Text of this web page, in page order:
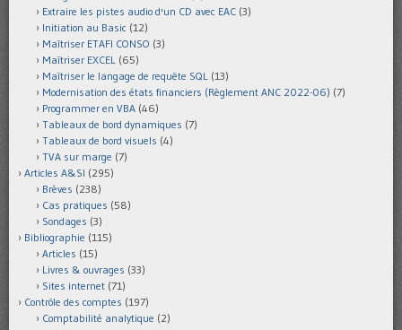
Extraire les pistes audio d'un CD avec EAC (3)
Initiation au Basic (12)
Maîtriser ETAFI CONSO (3)
Maîtriser EXCEL (65)
Maîtriser le langage de requête SQL (13)
Modernisation des états financiers (Règlement ANC 2022-06) (7)
Programmer en VBA (46)
Tableaux de bord dynamiques (7)
Tableaux de bord visuels (4)
TVA sur marge (7)
Articles A&SI (295)
Brèves (238)
Cas pratiques (58)
Sondages (3)
Bibliographie (115)
Articles (15)
Livres & ouvrages (33)
Sites internet (71)
Contrôle des comptes (197)
Comptabilité analytique (2)